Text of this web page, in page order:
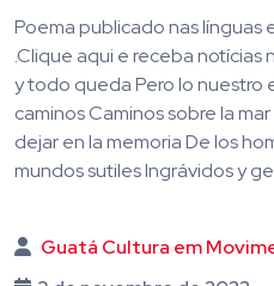
Poema publicado nas línguas
.Clique aqui e receba notícias
y todo queda Pero lo nuestro
caminos Caminos sobre la
dejar en la memoria De los
mundos sutiles Ingrávidos y
Guatá Cultura em